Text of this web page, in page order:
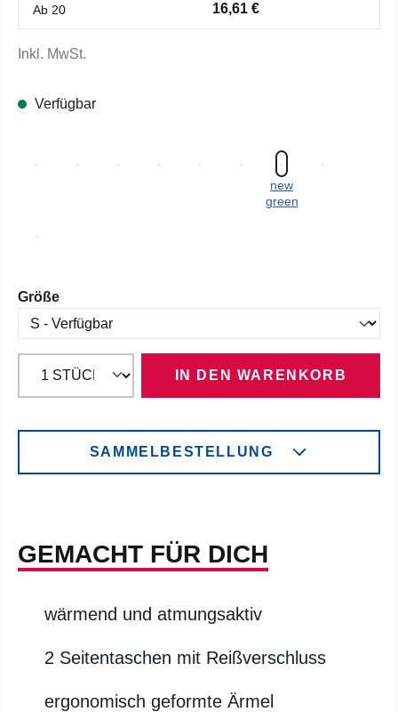
Ab 20 16,61 €
Inkl. MwSt.
Verfügbar
new
green
Größeauswählen
IN DEN WARENKORB
SAMMELBESTELLUNG
GEMACHT FÜR DICH
wärmend und atmungsaktiv
2 Seitentaschen mit Reißverschluss
ergonomisch geformte Ärmel